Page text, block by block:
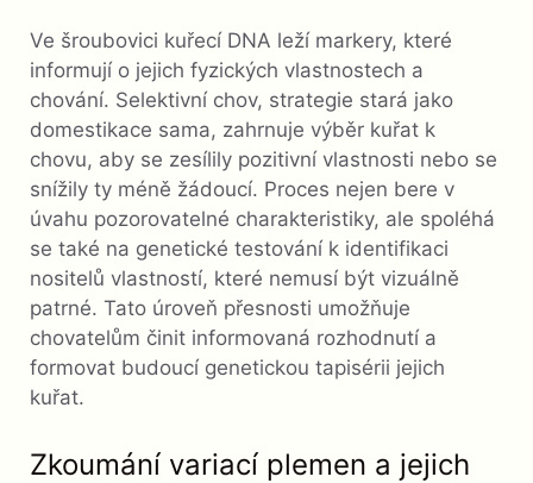
Ve šroubovici kuřecí DNA leží markery, které
informují o jejich fyzických vlastnostech a
chování. Selektivní chov, strategie stará jako
domestikace sama, zahrnuje výběr kuřat k
chovu, aby se zesílily pozitivní vlastnosti nebo se
snížily ty méně žádoucí. Proces nejen bere v
úvahu pozorovatelné charakteristiky, ale spoléhá
se také na genetické testování k identifikaci
nositelů vlastností, které nemusí být vizuálně
patrné. Tato úroveň přesnosti umožňuje
chovatelům činit informovaná rozhodnutí a
formovat budoucí genetickou tapisérii jejich
kuřat.
Zkoumání variací plemen a jejich